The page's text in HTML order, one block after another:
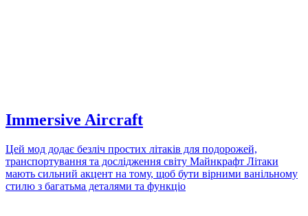
Immersive Aircraft
Цей мод додає безліч простих літаків для подорожей,
транспортування та дослідження світу Майнкрафт Літаки
мають сильний акцент на тому, щоб бути вірними ванільному
стилю з багатьма деталями та функціо